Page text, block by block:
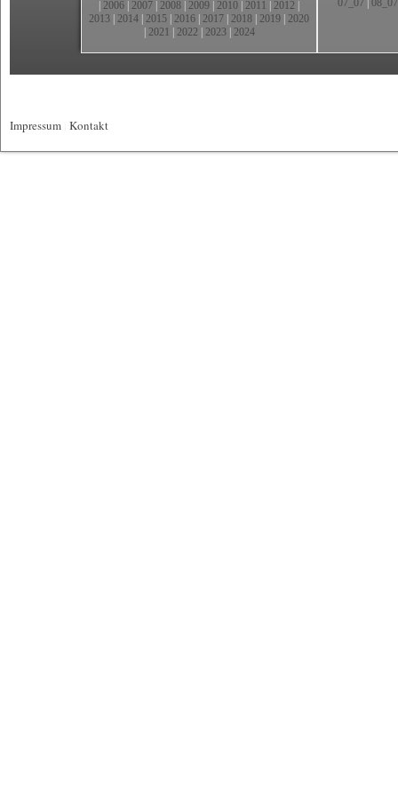
2006 2007 2008 2009 2010 2011 2012
2013 2014 2015 2016 2017 2018 2019 2020
2021 2022 2023| 2024
07_07 08_07
Impressum Kontakt